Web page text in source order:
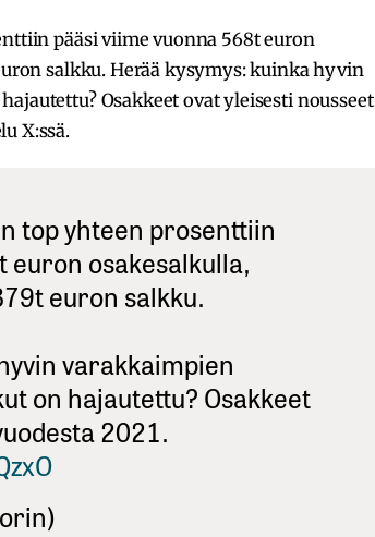
pääsi viime vuonna 568t euron
salkku. Herää kysymys: kuinka hyvin
Osakkeet ovat yleisesti nousseet
X:ssä.
top yhteen prosenttiin
euron osakesalkulla,
euron salkku.
varakkaimpien
on hajautettu? Osakkeet
2021.